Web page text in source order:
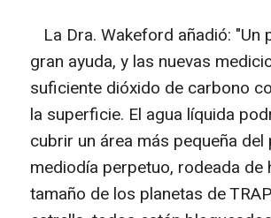
La Dra. Wakeford añadió:
gran ayuda, y las nuevas
suficiente dióxido de carbono
la superficie. El agua líquida
cubrir un área más pequeña
mediodía perpetuo, rodeada
tamaño de los planetas de